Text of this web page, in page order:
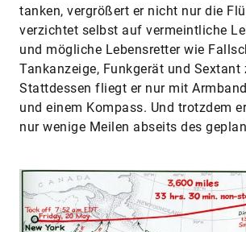
tanken, vergrößert er nicht nur die
verzichtet selbst auf vermeintliche
und mögliche Lebensretter wie
Tankanzeige, Funkgerät und
Stattdessen fliegt er nur mit
und einem Kompass. Und trotzdem
nur wenige Meilen abseits des